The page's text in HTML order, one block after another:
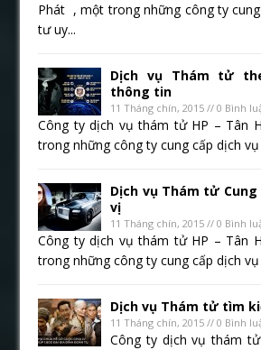
Phát , một trong những công ty
tư uy...
Dịch vụ Thám tử
thông tin
11 Tháng chín, 2015 // 0 Bình
Công ty dịch vụ thám tử HP – Tân
trong những công ty cung cấp dịch
Dịch vụ Thám tử
vị
11 Tháng chín, 2015 // 0 Bình
Công ty dịch vụ thám tử HP – Tân
trong những công ty cung cấp dịch
Dịch vụ Thám tử tìm
11 Tháng chín, 2015 // 0 Bình
Công ty dịch vụ thám